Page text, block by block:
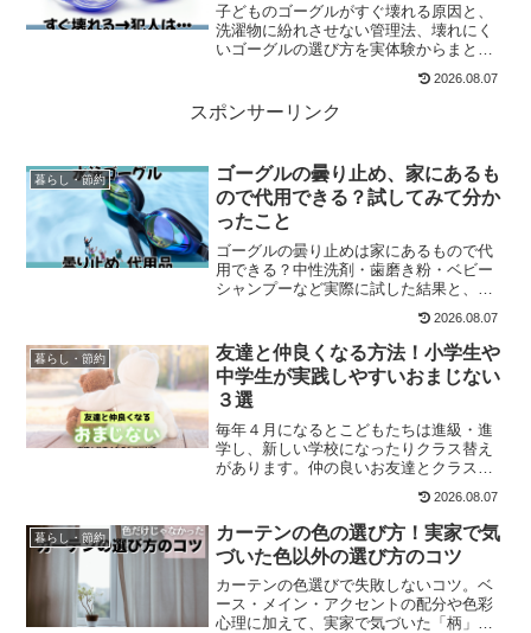
子どものゴーグルがすぐ壊れる原因と、
洗濯物に紛れさせない管理法、壊れにく
いゴーグルの選び方を実体験からまとめ
2026.08.07
スポンサーリンク
暮らし・節約
ゴーグルの曇り止め、家にあるも
ので代用できる？試してみて分か
ったこと
ゴーグルの曇り止めは家にあるもので代
用できる？中性洗剤・歯磨き粉・ベビー
シャンプーなど実際に試した結果と、使
2026.08.07
暮らし・節約
友達と仲良くなる方法！小学生や
中学生が実践しやすいおまじない
３選
毎年４月になるとこどもたちは進級・進
学し、新しい学校になったりクラス替え
があります。仲の良いお友達とクラスが
とはいえ、子供なりに友達できるかな？
と不安もあるようです。そんな時、ちょ
っと心強くなれるおまじな...
2026.08.07
暮らし・節約
カーテンの色の選び方！実家で気
づいた色以外の選び方のコツ
カーテンの色選びで失敗しないコツ。ベ
ース・メイン・アクセントの配分や色彩
心理に加えて、実家で気づいた「柄」を